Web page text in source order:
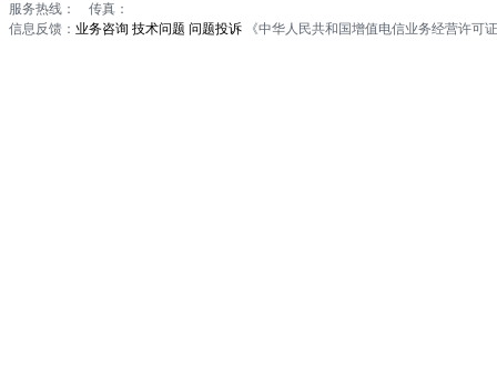
服务热线： 传真：
信息反馈： 业务咨询 技术问题 问题投诉 《中华人民共和国增值电信业务经营许可